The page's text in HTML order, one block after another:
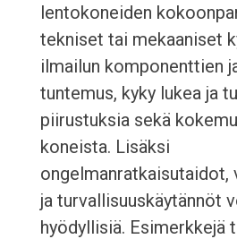
lentokoneiden
tekniset tai mekaaniset
ilmailun komponenttien
tuntemus, kyky lukea ja
piirustuksia sekä
koneista. Lisäksi
ja turvallisuuskäytännöt
hyödyllisiä. Esimerkkejä